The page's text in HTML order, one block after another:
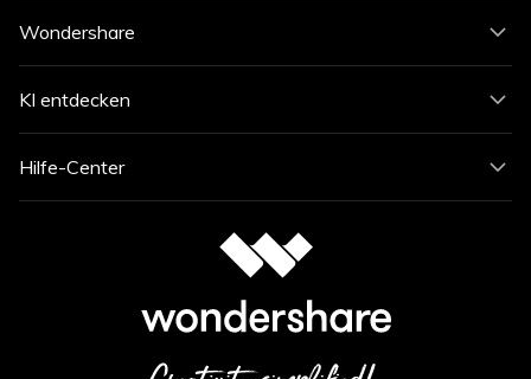
Wondershare
KI entdecken
Hilfe-Center